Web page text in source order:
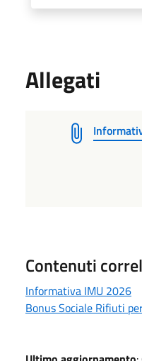
Allegati
Contenuti
Informativa IMU 2026
Bonus Sociale Rifiuti